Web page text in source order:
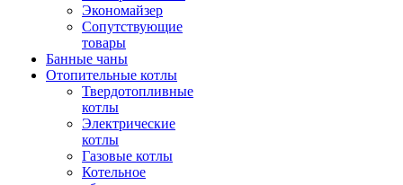
Экономайзер
Сопутствующие
товары
Банные чаны
Отопительные котлы
Твердотопливные
котлы
Электрические
котлы
Газовые котлы
Котельное